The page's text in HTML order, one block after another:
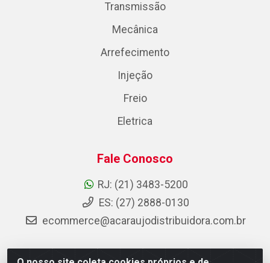
Transmissão
Mecânica
Arrefecimento
Injeção
Freio
Eletrica
Fale Conosco
RJ: (21) 3483-5200
ES: (27) 2888-0130
ecommerce@acaraujodistribuidora.com.br